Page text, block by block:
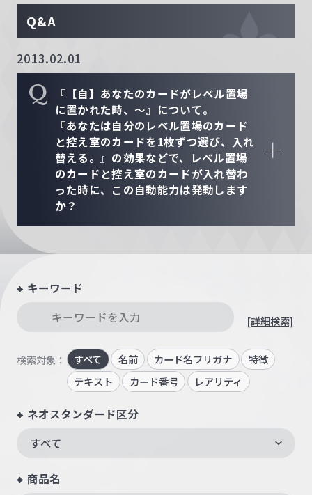
Q&A
2013.02.01
Q
『【自】あなたのカードがレベル置場
に置かれた時、～』について。
『あなたは自分のレベル置場のカード
と控え室のカードを1枚ずつ選び、入れ
替える。』の効果などで、レベル置場
のカードと控え室のカードが入れ替わ
った時に、この自動能力は発動します
か？
キーワード
[詳細検索]
検索対象： すべて 名前 カード名フリガナ
特徴
テキスト
カード番号 レアリティ
ネオスタンダード区分
すべて
商品名